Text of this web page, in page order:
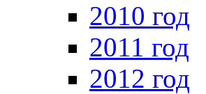
2010 год
2011 год
2012 год